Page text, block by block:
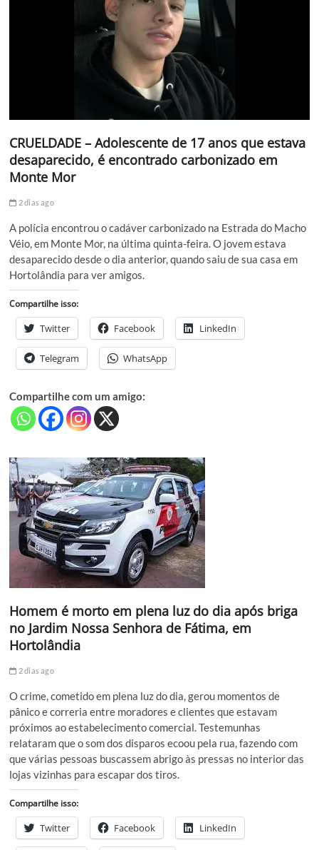
CRUELDADE – Adolescente de 17 anos que estava
desaparecido, é encontrado carbonizado em
Monte Mor
2 dias ago
A polícia encontrou o cadáver carbonizado na Estrada do Macho
Véio, em Monte Mor, na última quinta-feira. O jovem estava
desaparecido desde o dia anterior, quando saiu de sua casa em
Hortolândia para ver amigos.
Compartilhe isso:
Twitter Facebook LinkedIn
Telegram WhatsApp
Compartilhe com um amigo:
Homem é morto em plena luz do dia após briga
no Jardim Nossa Senhora de Fátima, em
Hortolândia
2 dias ago
O crime, cometido em plena luz do dia, gerou momentos de
pânico e correria entre moradores e clientes que estavam
próximos ao estabelecimento comercial. Testemunhas
relataram que o som dos disparos ecoou pela rua, fazendo com
que várias pessoas buscassem abrigo às pressas no interior das
lojas vizinhas para escapar dos tiros.
Compartilhe isso:
Twitter Facebook LinkedIn